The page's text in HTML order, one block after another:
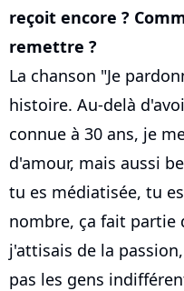
reçoit encore ?
remettre ?
La chanson "Je
histoire. Au-delà
connue à 30 ans, je
d'amour, mais aussi
tu es médiatisée, tu
nombre, ça fait partie
j'attisais de la
pas les gens